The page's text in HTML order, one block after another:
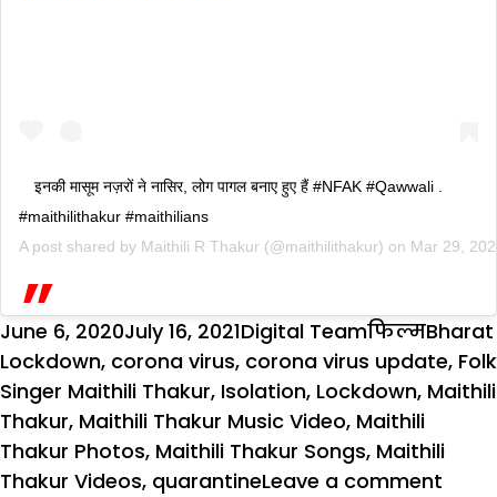
इनकी मासूम नज़रों ने नासिर, लोग पागल बनाए हुए हैं #NFAK #Qawwali .
#maithilithakur #maithilians
A post shared by Maithili R Thakur (@maithilithakur) on Mar 29,
Posted
on
June 6, 2020July 16, 2021Author
Digital TeamCategories
फिल्मTags
Bharat
Lockdown, corona virus, corona virus update, Folk
Singer Maithili Thakur, Isolation, Lockdown, Maithili
Thakur, Maithili Thakur Music Video, Maithili
Thakur Photos, Maithili Thakur Songs, Maithili
Thakur Videos, quarantineLeave a comment